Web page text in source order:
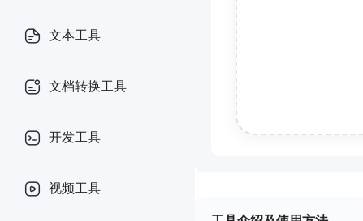
文本工具
文档转换工具
开发工具
视频工具